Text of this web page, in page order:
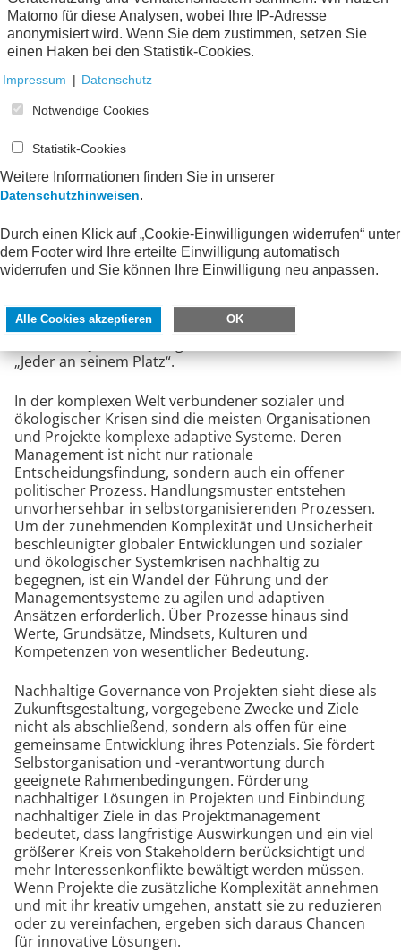
nicht scheuen, sondern adressieren, immer mit dem
Blick auf die Projektziele – und manchmal auch
darüber hinaus, um Chancen zu realisieren. Sie
brauchen klare Prinzipien, Verantwortungsstrukturen
und eine Kultur, die Selbstverantwortung,
Performance und Qualität fördert. Wesentlich dabei ist
Entscheider in Politik und Verwaltung als Projekt-
übergreifende Steuerung der politischen Projekte
erfolgt durch ein politisch verantwortetes Portfolio-
Organisation und Kultur der öffentlichen Verwaltung
wird durch eine projektorientierte Organisation und
Kultur ersetzt, d. h. ein gemeinsames Verständnis der
Ziele und klare Verantwortung für die Zielerreichung.
Projektorientierte Kultur der Zusammenarbeit
„Jeder an seinem Platz“.
In der komplexen Welt verbundener sozialer und
ökologischer Krisen sind die meisten Organisationen
und Projekte komplexe adaptive Systeme. Deren
Management ist nicht nur rationale
Entscheidungsfindung, sondern auch ein offener
politischer Prozess. Handlungsmuster entstehen
unvorhersehbar in selbstorganisierenden Prozessen.
Um der zunehmenden Komplexität und Unsicherheit
beschleunigter globaler Entwicklungen und sozialer
und ökologischer Systemkrisen nachhaltig zu
begegnen, ist ein Wandel der Führung und der
Managementsysteme zu agilen und adaptiven
Ansätzen erforderlich. Über Prozesse hinaus sind
Werte, Grundsätze, Mindsets, Kulturen und
Kompetenzen von wesentlicher Bedeutung.
Nachhaltige Governance von Projekten sieht diese als
Zukunftsgestaltung, vorgegebene Zwecke und Ziele
nicht als abschließend, sondern als offen für eine
gemeinsame Entwicklung ihres Potenzials. Sie fördert
Selbstorganisation und -verantwortung durch
geeignete Rahmenbedingungen. Förderung
nachhaltiger Lösungen in Projekten und Einbindung
nachhaltiger Ziele in das Projektmanagement
bedeutet, dass langfristige Auswirkungen und ein viel
größerer Kreis von Stakeholdern berücksichtigt und
mehr Interessenkonflikte bewältigt werden müssen.
Wenn Projekte die zusätzliche Komplexität annehmen
und mit ihr kreativ umgehen, anstatt sie zu reduzieren
oder zu vereinfachen, ergeben sich daraus Chancen
für innovative Lösungen.
Matomo für diese Analysen, wobei Ihre IP-Adresse
anonymisiert wird. Wenn Sie dem zustimmen, setzen Sie
einen Haken bei den Statistik-Cookies.
Impressum | Datenschutz
Notwendige Cookies
Statistik-Cookies
Weitere Informationen finden Sie in unserer
Datenschutzhinweisen.
Durch einen Klick auf „Cookie-Einwilligungen widerrufen“ unter
dem Footer wird Ihre erteilte Einwilligung automatisch
widerrufen und Sie können Ihre Einwilligung neu anpassen.
Alle Cookies akzeptieren OK